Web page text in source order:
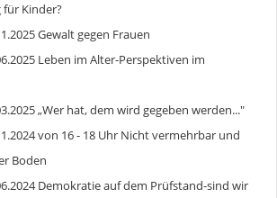
Kinder?
Gewalt gegen Frauen
Leben im Alter-Perspektiven im
„Wer hat, dem wird gegeben werden..."
von 16 - 18 Uhr Nicht vermehrbar und
Boden
Demokratie auf dem Prüfstand-sind wir